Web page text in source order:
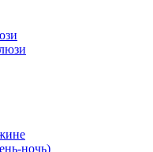
ночь)